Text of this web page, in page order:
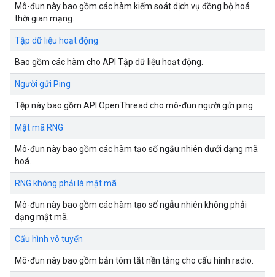
Mô-đun này bao gồm các hàm kiểm soát dịch vụ đồng bộ hoá
thời gian mạng.
Tập dữ liệu hoạt động
Bao gồm các hàm cho API Tập dữ liệu hoạt động.
Người gửi Ping
Tệp này bao gồm API OpenThread cho mô-đun người gửi ping.
Mật mã RNG
Mô-đun này bao gồm các hàm tạo số ngẫu nhiên dưới dạng mã
hoá.
RNG không phải là mật mã
Mô-đun này bao gồm các hàm tạo số ngẫu nhiên không phải
dạng mật mã.
Cấu hình vô tuyến
Mô-đun này bao gồm bản tóm tắt nền tảng cho cấu hình radio.